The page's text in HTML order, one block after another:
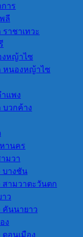
าร
ลี
ราชาเทวะ
งหญ้าไซ
หนองหญ้าไซ
แพง
บวกค้าง
านคร
มวา
บางชัน
สามวาตะวันตก
ว
คันนายาว
ง
ดอนเมือง